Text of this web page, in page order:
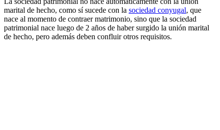
marital de hecho, como sí sucede con la sociedad conyugal, que
nace al momento de contraer matrimonio, sino que la sociedad
patrimonial nace luego de 2 años de haber surgido la unión marital
de hecho, pero además deben confluir otros requisitos.